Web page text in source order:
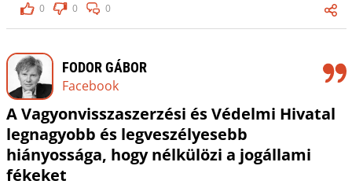
0
0 0
FODOR GÁBOR
Facebook
A Vagyonvisszaszerzési és Védelmi Hivatal
legnagyobb és legveszélyesebb
hiányossága, hogy nélkülözi a jogállami
fékeket